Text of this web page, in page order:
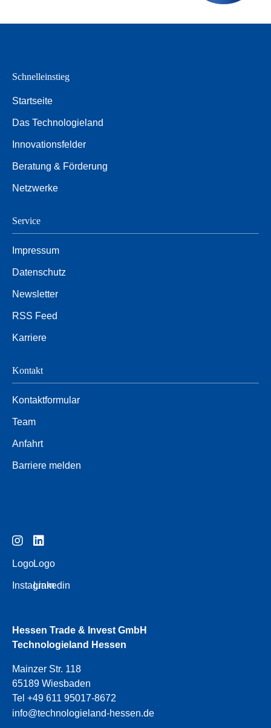
Schnelleinstieg
Startseite
Das Technologieland
Innovationsfelder
Beratung & Förderung
Netzwerke
Service
Impressum
Datenschutz
Newsletter
RSS Feed
Karriere
Kontakt
Kontaktformular
Team
Anfahrt
Barriere melden
Logo
Instagram
Logo
Linkedin
Hessen Trade & Invest GmbH
Technologieland Hessen
Mainzer Str. 118
65189 Wiesbaden
Tel +49 611 95017-8672
info@technologieland-hessen.de